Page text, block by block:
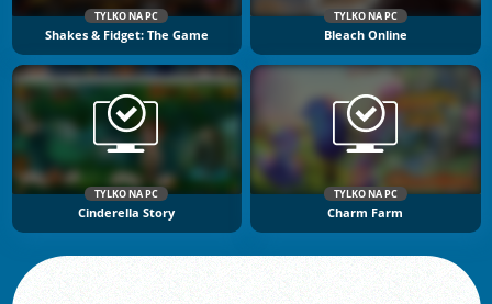
TYLKO NA PC
Shakes & Fidget: The Game
TYLKO NA PC
Bleach Online
TYLKO NA PC
Cinderella Story
TYLKO NA PC
Charm Farm